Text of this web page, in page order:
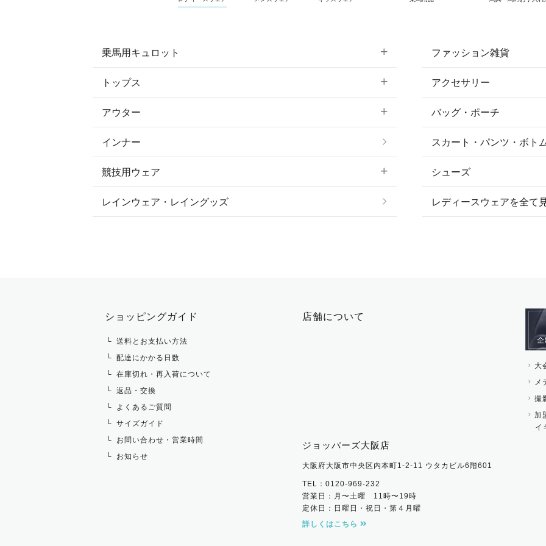
乗馬用キュロット
すべてのキュロット
フルグリップ・尻革 キュロット
ニーグリップ・膝革 キュロット
トップス
すべてのトップス
ポロシャツ
カットソー・Tシャツ・タンクトップ
その他 トップス
アウター
すべてのアウター
コート
ジャケット・ブルゾン
インナー
競技用ウェア
すべての競技用ウェア
レインウェア・レイングッズ
ファッション雑貨
すべてのファッション
ソックス
ベルト
キーホルダー・チャ
その他 ファッション雑
アクセサリー
すべてのアクセサリー
リング
ピアス・イヤリング
その他 アクセサリー
バッグ・ポーチ
スカート・パンツ・ボト
シューズ
レディースウェアを全て
ショッピングガイド
送料とお支払い方法
配達にかかる日数
在庫切れ・再入荷について
返品・交換
よくあるご質問
サイズガイド
お問い合わせ・営業時間
お知らせ
店舗について
ジョッパーズ大阪店
大阪府大阪市中央区内本町1-2-11 ウタカビル6階601
TEL：0120-969-232
営業日：月〜土曜 11時〜19時
定休日：日曜日・祝日・第４月曜
詳しくはこちら
大
メ
撮
加
イ